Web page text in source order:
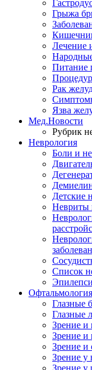
Грыжа
Лечение
Питание
Рак
Язва
Мед.Новости
Рубрик
Неврология
Боли и
Детские
Невриты
Список
Офтальмология
Глазные
Глазные
Зрение и
Зрение и
Зрение и
Зрение у
Зрение у